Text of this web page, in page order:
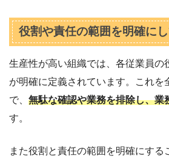
役割や責任の範囲を明確に
生産性が高い組織では、各従業員の
が明確に定義されています。これを
で、 無駄な確認や業務を排除し、業
す。
また役割と責任の範囲を明確にする